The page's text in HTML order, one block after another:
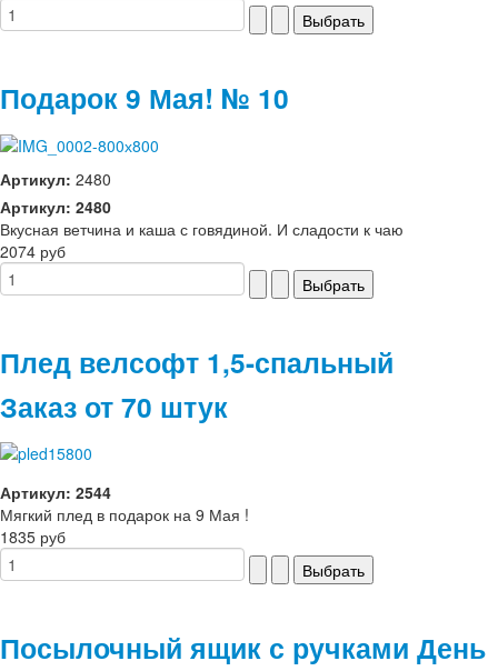
Подарок 9 Мая! № 10
Артикул: 2480
Артикул: 2480
Вкусная ветчина и каша с говядиной. И сладости к чаю
2074 руб
Плед велсофт 1,5-спальный
Заказ от 70 штук
Артикул: 2544
Мягкий плед в подарок на 9 Мая !
1835 руб
Посылочный ящик с ручками День